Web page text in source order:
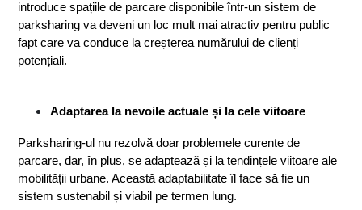
introduce spațiile de parcare disponibile într-un sistem de
parksharing va deveni un loc mult mai atractiv pentru public
fapt care va conduce la creșterea numărului de clienți
potențiali.
Adaptarea la nevoile actuale și la cele viitoare
Parksharing-ul nu rezolvă doar problemele curente de
parcare, dar, în plus, se adaptează și la tendințele viitoare ale
mobilității urbane. Această adaptabilitate îl face să fie un
sistem sustenabil și viabil pe termen lung.